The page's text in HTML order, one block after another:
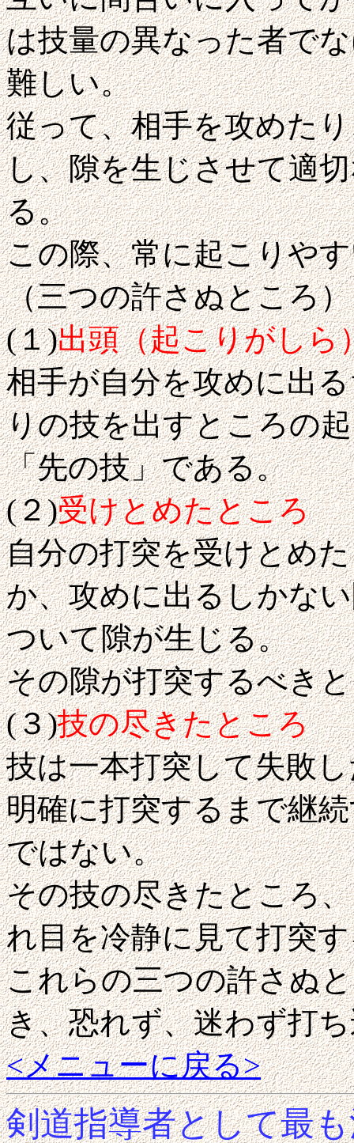
は技量の異なった者で
難しい。
従って、相手を攻めた
し、隙を生じさせて適
る。
この際、常に起こりや
（三つの許さぬところ
(１)出頭（起こりがしら
相手が自分を攻めに出
りの技を出すところの
「先の技」である。
(２)受けとめたところ
自分の打突を受けとめ
か、攻めに出るしかな
ついて隙が生じる。
その隙が打突するべき
(３)技の尽きたところ
技は一本打突して失敗
明確に打突するまで継
ではない。
その技の尽きたところ
れ目を冷静に見て打突
これらの三つの許さぬ
き、恐れず、迷わず打
<メニューに戻る>
剣道指導者として最